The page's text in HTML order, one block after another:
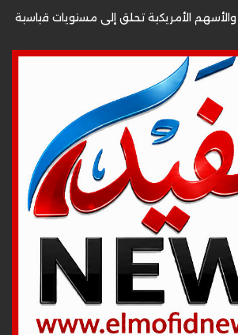
والأسهم الأمريكية تحلق إلى مستويات قياسية